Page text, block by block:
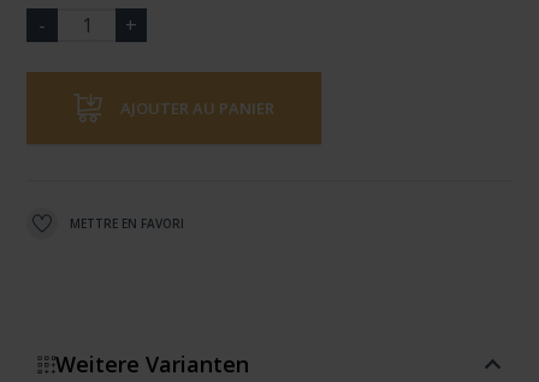
AJOUTER AU PANIER
METTRE EN FAVORI
Weitere Varianten